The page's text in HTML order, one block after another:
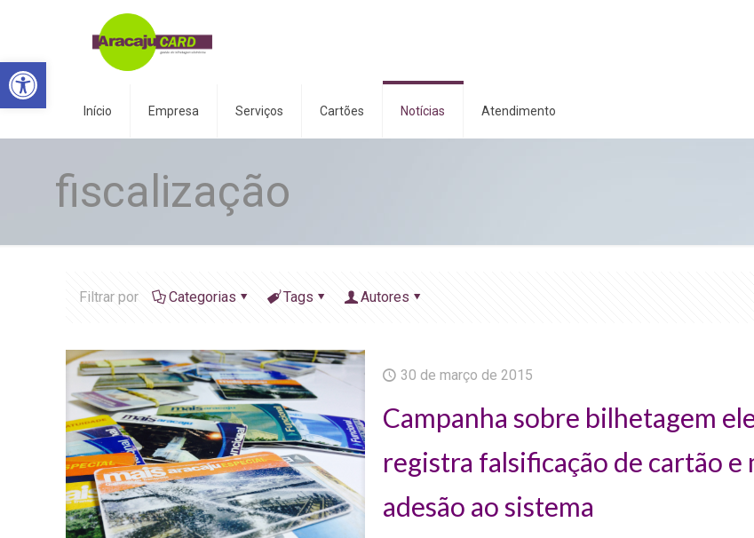
Abrir a barra de ferramentas
Início Empresa Serviços Cartões Notícias Atendimento
fiscalização
Filtrar por Categorias Tags Autores
30 de março de 2015
Campanha sobre bilhetagem
registra falsificação de cartão e
adesão ao sistema